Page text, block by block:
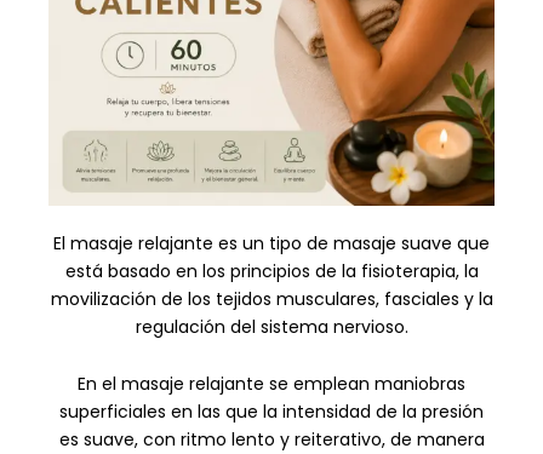
El masaje relajante es un tipo de masaje suave que
está basado en los principios de la fisioterapia, la
movilización de los tejidos musculares, fasciales y la
regulación del sistema nervioso.
En el masaje relajante se emplean maniobras
superficiales en las que la intensidad de la presión
es suave, con ritmo lento y reiterativo, de manera